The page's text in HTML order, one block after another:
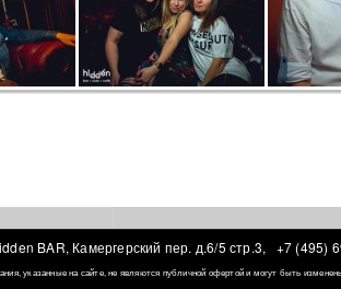
BAR, Камергерский пер. д.6/5 стр.3,
+7 (495)
указанные на сайте, не являются публичной офертой и могут быть